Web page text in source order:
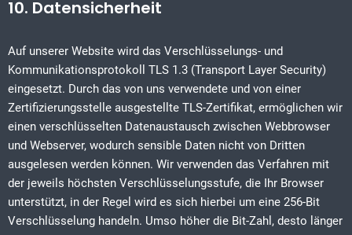
10. Datensicherheit
Auf unserer Website wird das Verschlüsselungs- und
Kommunikationsprotokoll TLS 1.3 (Transport Layer Security)
eingesetzt. Durch das von uns verwendete und von einer
Zertifizierungsstelle ausgestellte TLS-Zertifikat, ermöglichen wir
einen verschlüsselten Datenaustausch zwischen Webbrowser
und Webserver, wodurch sensible Daten nicht von Dritten
ausgelesen werden können. Wir verwenden das Verfahren mit
der jeweils höchsten Verschlüsselungsstufe, die Ihr Browser
unterstützt, in der Regel wird es sich hierbei um eine 256-Bit
Verschlüsselung handeln. Umso höher die Bit-Zahl, desto länger